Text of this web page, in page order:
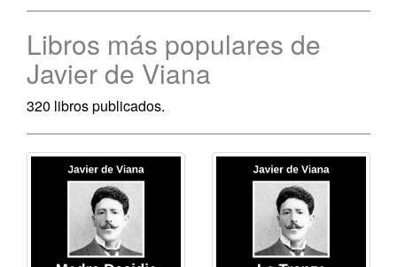
Libros más populares de
Javier de Viana
320 libros publicados.